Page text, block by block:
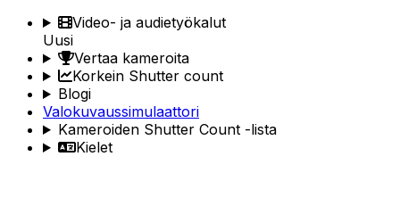
Video- ja audietyökalut
Uusi
Vertaa kameroita
Korkein Shutter count
Blogi
Valokuvaussimulaattori
Kameroiden Shutter Count -lista
Kielet